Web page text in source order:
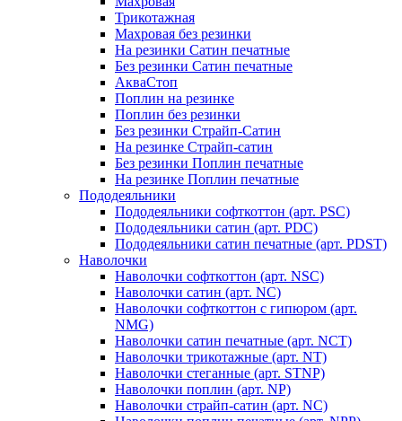
Трикотажная
Махровая без резинки
На резинки Сатин печатные
Без резинки Сатин печатные
АкваСтоп
Поплин на резинке
Поплин без резинки
Без резинки Страйп-Сатин
На резинке Страйп-сатин
Без резинки Поплин печатные
На резинке Поплин печатные
Пододеяльники
Пододеяльники софткоттон (арт. PSC)
Пододеяльники сатин (арт. PDC)
Пододеяльники сатин печатные (арт. PDST)
Наволочки
Наволочки софткоттон (арт. NSC)
Наволочки сатин (арт. NC)
Наволочки софткоттон с гипюром (арт.
NMG)
Наволочки сатин печатные (арт. NCT)
Наволочки трикотажные (арт. NT)
Наволочки стеганные (арт. STNP)
Наволочки поплин (арт. NP)
Наволочки страйп-сатин (арт. NC)